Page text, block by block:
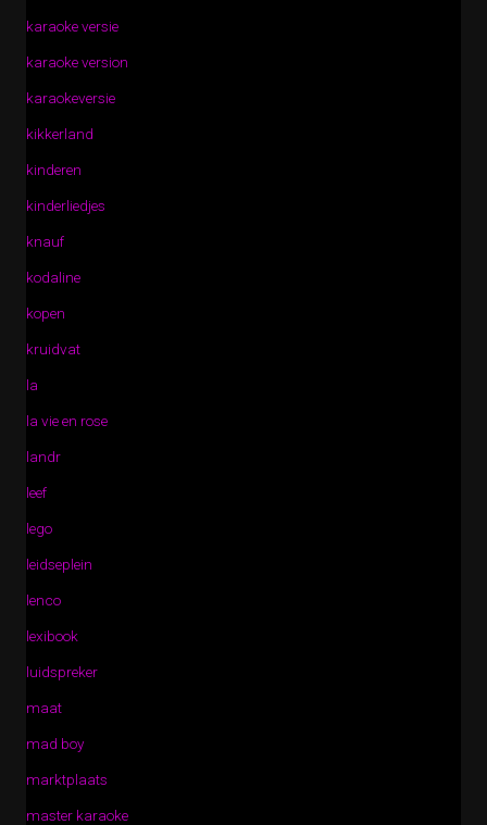
karaoke versie
karaoke version
karaokeversie
kikkerland
kinderen
kinderliedjes
knauf
kodaline
kopen
kruidvat
la
la vie en rose
landr
leef
lego
leidseplein
lenco
lexibook
luidspreker
maat
mad boy
marktplaats
master karaoke